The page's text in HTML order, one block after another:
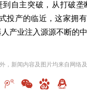
到自主突破，从打破
投产的临近，这家拥
产业注入源源不断的中
，新闻内容及图片均来自网络